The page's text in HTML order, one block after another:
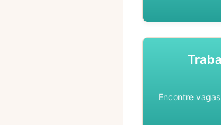
Encontre